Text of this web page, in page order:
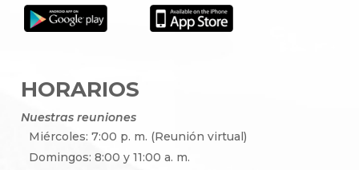
HORARIOS
Nuestras reuniones
Miércoles: 7:00 p. m. (Reunión virtual)
Domingos: 8:00 y 11:00 a. m.